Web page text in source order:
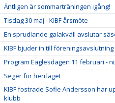
Äntligen är sommarträningen igång!
Tisdag 30 maj - KIBF årsmöte
En sprudlande galakväll avslutar
KIBF bjuder in till föreningsavslutning
Program Eaglesdagen 11 februari -
Seger för herrlaget
KIBF fostrade Sofie Andersson har
klubb